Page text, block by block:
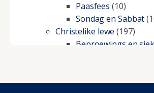
Paasfees (10)
Sondag en Sabbat
Christelike lewe (197)
Beproewings en
Geestelike Groei(10)